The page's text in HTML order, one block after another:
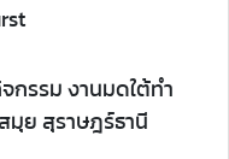
กรรม งานมดใต้ทำ
มุย สุราษฎร์ธานี